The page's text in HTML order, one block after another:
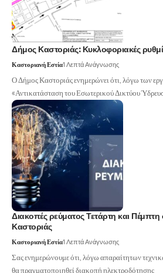
Δήμος Καστοριάς: Κυκλοφοριακές
Καστοριανή Εστία1 Λεπτά Ανάγνωσης
Ο Δήμος Καστοριάς ενημερώνει ότι, λόγω των
«Αντικατάσταση του Εσωτερικού Δικτύου
Διακοπές ρεύματος Τετάρτη και Πέμπτη
Καστοριάς
Καστοριανή Εστία1 Λεπτά Ανάγνωσης
Σας ενημερώνουμε ότι, λόγω απαραίτητων
θα πραγματοποιηθεί διακοπή ηλεκτροδότησης